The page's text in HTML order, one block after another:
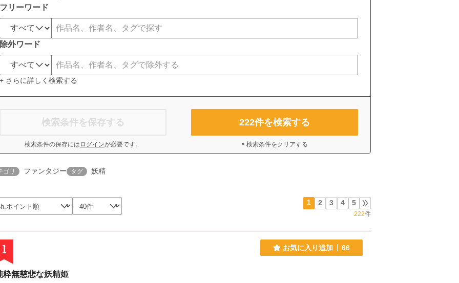
フリーワード
除外ワード
+ さらに詳しく検索する
検索条件を保存する
検索条件の保存には ログインが必要です。
222件を検索する
× 検索条件をクリアする
ゴリ ファンタジー タグ 妖精
1 2 3 4 5
222件
1 お気に入り追加 66
粋無慈悲な妖精姫